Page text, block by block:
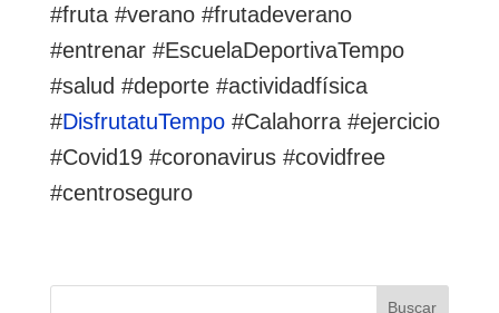
#fruta #verano #frutadeverano
#entrenar #EscuelaDeportivaTempo
#salud #deporte #actividadfísica
#DisfrutatuTempo#Calahorra #ejercicio
#Covid19 #coronavirus #covidfree
#centroseguro